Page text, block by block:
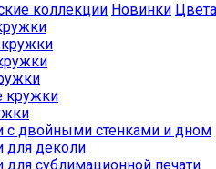
коллекции Новинки Цвета
кружки
с двойными стенками и дном
для деколи
сублимационной печати